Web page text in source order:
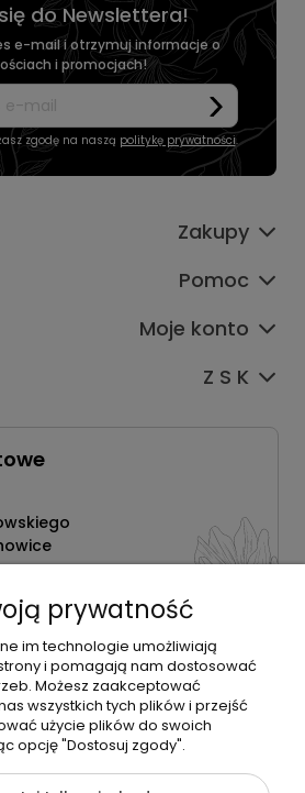
do Newslettera!
e-mail i otrzymuj informacje o
i promocjach!
zgodę na naszą politykę prywatności.
Zakupy
Pomoc
Moje konto
Z S K
Zastrzeżone | Zrób Sobie Krem
Flex byEcommercy
prywatność
im technologie umożliwiają
i pomagają nam dostosować
Możesz zaakceptować
wszystkich tych plików i przejść
użycie plików do swoich
opcję "Dostosuj zgody".